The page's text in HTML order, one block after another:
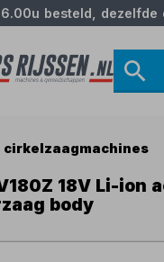
besteld, dezelfde
cirkelzaagmachines
18V Li-ion
body